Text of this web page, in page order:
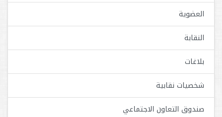
العضوية
النقابة
بلاغات
شخصيات نقابية
صندوق التعاون الاجتماعي